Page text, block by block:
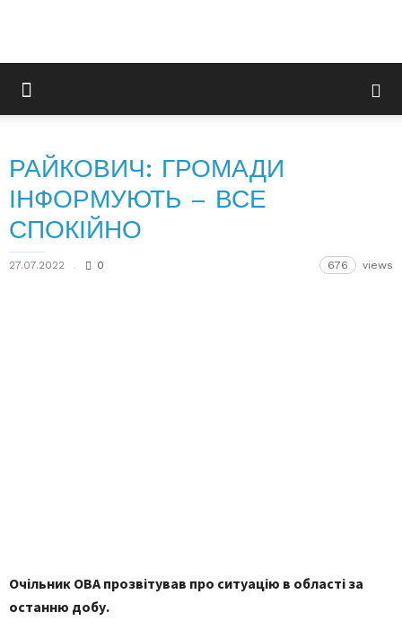
РАЙКОВИЧ: ГРОМАДИ
ІНФОРМУЮТЬ – ВСЕ
СПОКІЙНО
27.07.2022 0 676 views
Очільник ОВА прозвітував про ситуацію в області за
останню добу.